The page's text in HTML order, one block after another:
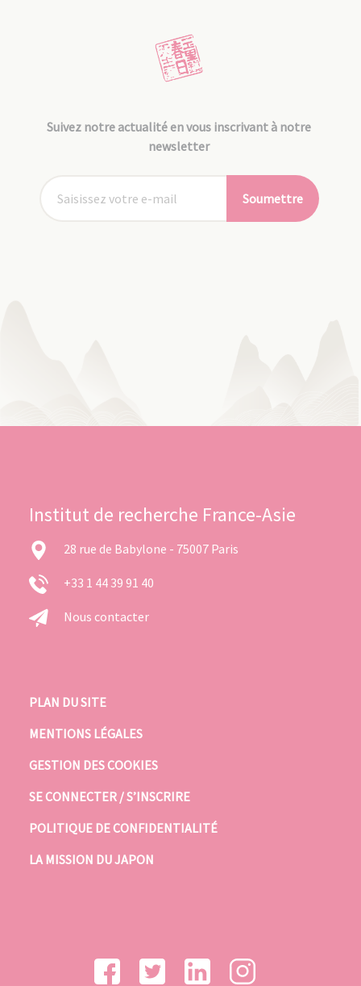
Suivez notre actualité en vous inscrivant à notre
newsletter
Soumettre
Institut de recherche France-Asie
28 rue de Babylone - 75007 Paris
+33 1 44 39 91 40
Nous contacter
PLAN DU SITE
MENTIONS LÉGALES
GESTION DES COOKIES
SE CONNECTER / S’INSCRIRE
POLITIQUE DE CONFIDENTIALITÉ
LA MISSION DU JAPON